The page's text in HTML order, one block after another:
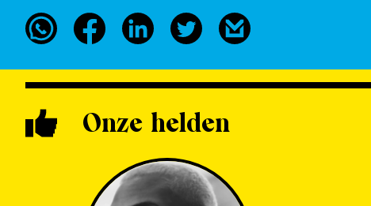
Onze helden